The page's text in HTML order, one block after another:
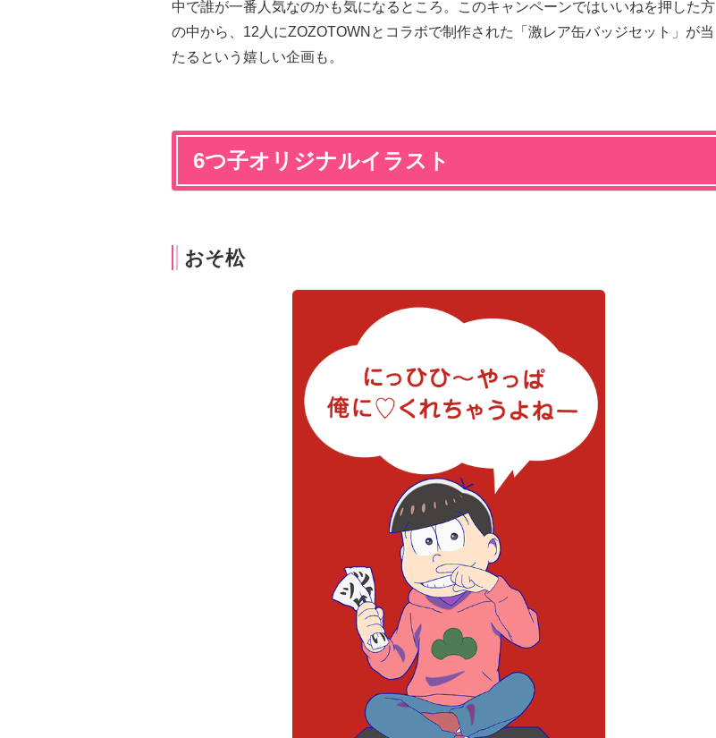
中で誰が一番人気なのかも気になるところ。このキャンペーンではいいねを押した方
の中から、12人にZOZOTOWNとコラボで制作された「激レア缶バッジセット」が当
たるという嬉しい企画も。
6つ子オリジナルイラスト
おそ松